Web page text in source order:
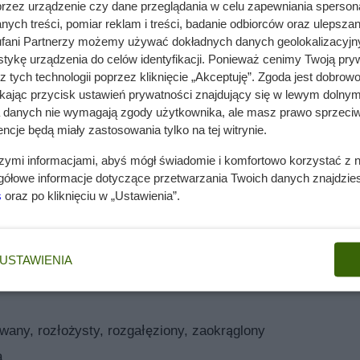
o regularnej, kulistej koronie, która nie wymaga formowania.
więcej po 7 latach od rozpoczęcia uprawy, jednak plon jest
także
ten artykuł o jabłoni papierówce
średniej wielkości. Mają kulisty, lekko spłaszczony kształt i
są bardzo słodkie, to jedna z najsłodszych odmian jabłek,
Zawierają mało kwasów i nie nadają się do
smak sprawia, że i tak najchętniej są zjadane od razu po
o intensywnie zarumienionej skórce. Kosztela
jeszcze roślina zdąży się przyjąć w nowym miejscu i na
bezpośrednio od producenta, w uznanej szkółce
w o wiele gorszej kondycji.
cm
cm
rozłożysty, rozgałęziony, zaokrąglony
urządzenie czy dane przeglądania w celu zapewniania
treści, pomiar reklam i treści, badanie odbiorców oraz
Partnerzy możemy używać dokładnych danych
urządzenia do celów identyfikacji. Ponieważ cenimy Twoją
tych technologii poprzez kliknięcie „Akceptuję”. Zgoda jest
przycisk ustawień prywatności znajdujący się w lewym
danych nie wymagają zgody użytkownika, ale masz prawo
będą miały zastosowania tylko na tej witrynie.
informacjami, abyś mógł świadomie i komfortowo korzystać z
informacje dotyczące przetwarzania Twoich danych
oraz po kliknięciu w „Ustawienia”.
USTAWIENIA